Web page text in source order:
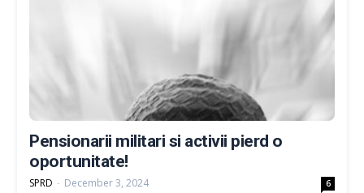
Pensionarii militari si activii pierd o
oportunitate!
SPRD - December 3, 2024 6